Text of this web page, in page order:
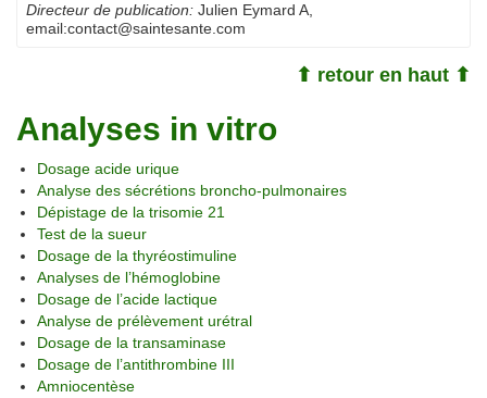
Directeur de publication: Julien Eymard A,
email:contact@saintesante.com
⬆ retour en haut ⬆
Analyses in vitro
Dosage acide urique
Analyse des sécrétions broncho-pulmonaires
Dépistage de la trisomie 21
Test de la sueur
Dosage de la thyréostimuline
Analyses de l’hémoglobine
Dosage de l’acide lactique
Analyse de prélèvement urétral
Dosage de la transaminase
Dosage de l’antithrombine III
Amniocentèse